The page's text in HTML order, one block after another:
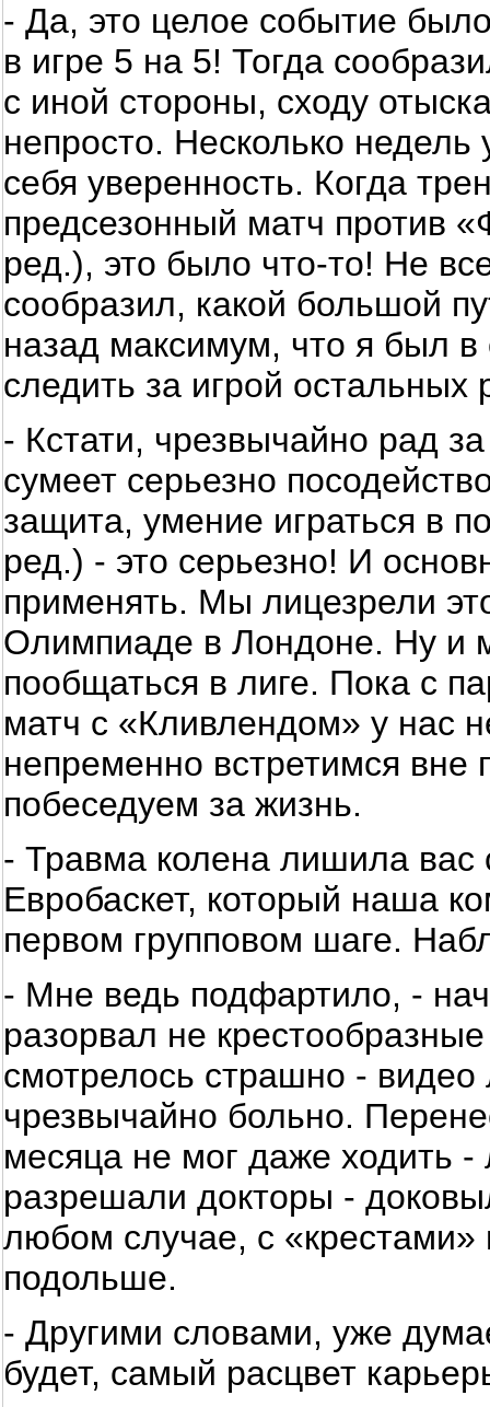
- Да, это целое событие
в игре 5 на 5! Тогда
с иной стороны, сходу
непросто. Несколько
себя уверенность. Когда
предсезонный матч против
ред.), это было что-то! Не
сообразил, какой большой
назад максимум, что я был в
следить за игрой остальных
- Кстати, чрезвычайно рад
сумеет серьезно
защита, умение играться в
ред.) - это серьезно! И
применять. Мы лицезрели
Олимпиаде в Лондоне. Ну и
пообщаться в лиге. Пока с
матч с «Кливлендом» у нас
непременно встретимся
побеседуем за жизнь.
- Травма колена лишила вас
Евробаскет, который наша
первом групповом шаге.
- Мне ведь подфартило, -
разорвал не
смотрелось страшно -
чрезвычайно больно.
месяца не мог даже ходить
разрешали докторы -
любом случае, с «крестами»
подольше.
- Другими словами, уже
будет, самый расцвет